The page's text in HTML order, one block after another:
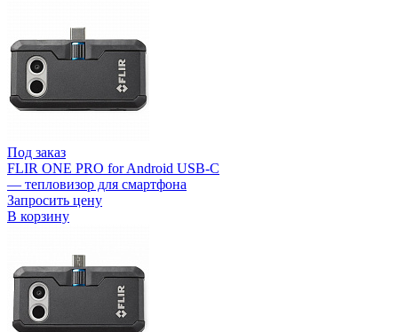
Под заказ
FLIR ONE PRO for Android USB-C
— тепловизор для смартфона
Запросить цену
В корзину